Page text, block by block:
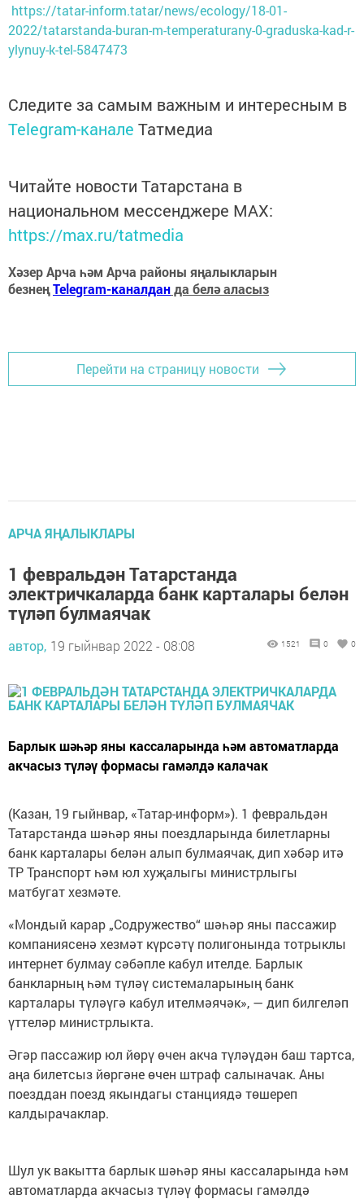
https://tatar-inform.tatar/news/ecology/18-01-
2022/tatarstanda-buran-m-temperaturany-0-graduska-kad-r-
ylynuy-k-tel-5847473
Следите за самым важным и интересным в
Telegram-канале Татмедиа
Читайте новости Татарстана в
национальном мессенджере MАХ:
https://max.ru/tatmedia
Хәзер Арча һәм Арча районы яңалыкларын
безнеңTelegram-каналданда белә аласыз
Перейти на страницу новости
АРЧА ЯҢАЛЫКЛАРЫ
1 февральдән Татарстанда
электричкаларда банк карталары белән
түләп булмаячак
автор, 19 гыйнвар 2022 - 08:08 1521 0 0
Барлык шәһәр яны кассаларында һәм автоматларда
акчасыз түләү формасы гамәлдә калачак
(Казан, 19 гыйнвар, «Татар-информ»). 1 февральдән
Татарстанда шәһәр яны поездларында билетларны
банк карталары белән алып булмаячак, дип хәбәр итә
ТР Транспорт һәм юл хуҗалыгы министрлыгы
матбугат хезмәте.
«Мондый карар „Содружество“ шәһәр яны пассажир
компаниясенә хезмәт күрсәтү полигонында тотрыклы
интернет булмау сәбәпле кабул ителде. Барлык
банкларның һәм түләү системаларының банк
карталары түләүгә кабул ителмәячәк», — дип билгеләп
үттеләр министрлыкта.
Әгәр пассажир юл йөрү өчен акча түләүдән баш тартса,
аңа билетсыз йөргәне өчен штраф салыначак. Аны
поезддан поезд якындагы станциядә төшереп
калдырачаклар.
Шул ук вакытта барлык шәһәр яны кассаларында һәм
автоматларда акчасыз түләү формасы гамәлдә